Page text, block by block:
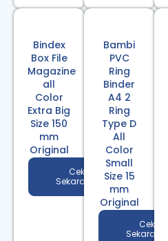
Bindex
Box File
Magazine
all
Color
Extra Big
Size 150
mm
Original
Cek
Sekarang
Bambi
PVC
Ring
Binder
A4 2
Ring
Type D
All
Color
Small
Size 15
mm
Original
Cek
Sekarang